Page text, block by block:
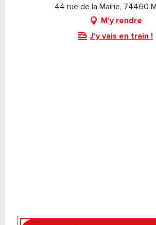
44 rue de la Mairie, 74460
M'y rendre
J'y vais en train !